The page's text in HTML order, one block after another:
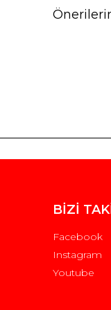
BİZİ
Facebook
Instagram
Youtube